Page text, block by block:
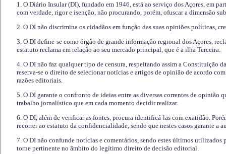
1. O Diário Insular (DI), fundado em 1946, está ao serviço dos Açores, em
com verdade, rigor e isenção, não procurando, porém, ofuscar a dimensão
2. O DI não discrimina os cidadãos em função das suas opiniões políticas,
3. O DI define-se como órgão de grande informação regional dos Açores,
estatuto reclama em relação ao seu mercado principal, que é a ilha Terceira.
4. O DI não faz qualquer tipo de censura, respeitando assim a Constituição
reserva-se o direito de selecionar notícias e artigos de opinião de acordo
razões editoriais.
5. O DI garante o confronto de ideias entre as diversas correntes de opinião
trabalho jornalístico que em cada momento decidir realizar.
6. O DI, além de verificar as fontes, procura identificá-las com exatidão.
recorrer ao estatuto da confidencialidade, sendo que nestes casos garante a
7. O DI não confunde notícias e comentários, sendo estes últimos utilizados
torne pertinente no âmbito do legítimo direito de decisão editorial.